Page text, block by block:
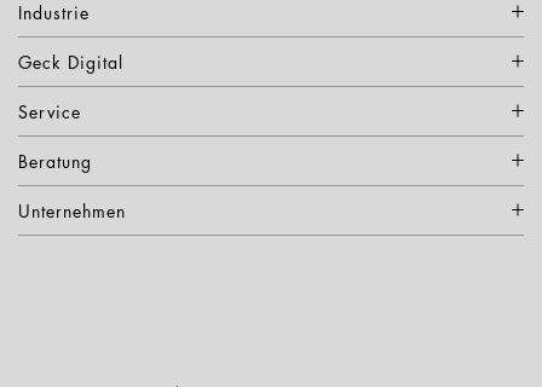
Industrie
Geck Digital
Service
Beratung
Unternehmen